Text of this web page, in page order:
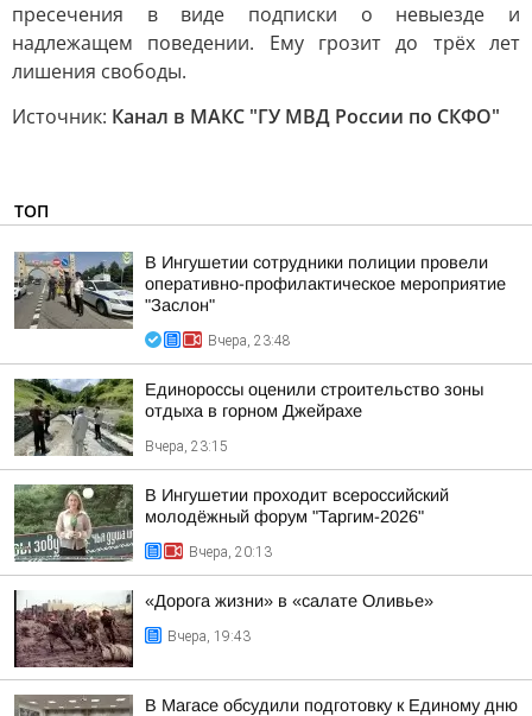
пресечения в виде подписки о невыезде и
надлежащем поведении. Ему грозит до трёх лет
лишения свободы.
Источник: Канал в МАКС "ГУ МВД России по СКФО"
ТОП
В Ингушетии сотрудники полиции провели
оперативно-профилактическое мероприятие
"Заслон"
Вчера, 23:48
Единороссы оценили строительство зоны
отдыха в горном Джейрахе
Вчера, 23:15
В Ингушетии проходит всероссийский
молодёжный форум "Таргим-2026"
Вчера, 20:13
«Дорога жизни» в «салате Оливье»
Вчера, 19:43
В Магасе обсудили подготовку к Единому дню